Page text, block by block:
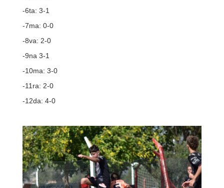
‐6ta: 3-1
‐7ma: 0-0
‐8va: 2-0
‐9na 3-1
‐10ma: 3-0
‐11ra: 2-0
‐12da: 4-0